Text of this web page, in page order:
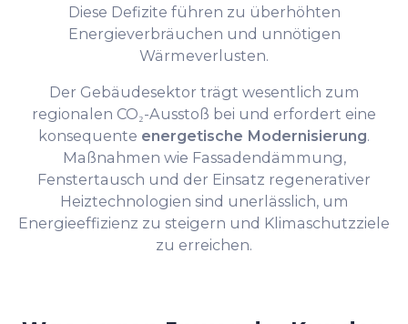
Diese Defizite führen zu überhöhten
Energieverbräuchen und unnötigen
Wärmeverlusten.
Der Gebäudesektor trägt wesentlich zum
regionalen CO₂-Ausstoß bei und erfordert eine
konsequente energetische Modernisierung.
Maßnahmen wie Fassadendämmung,
Fenstertausch und der Einsatz regenerativer
Heiztechnologien sind unerlässlich, um
Energieeffizienz zu steigern und Klimaschutzziele
zu erreichen.